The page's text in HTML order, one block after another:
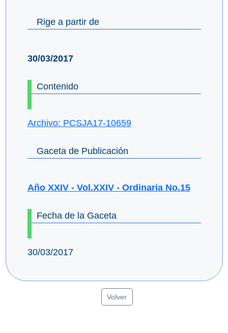
Rige a partir de
30/03/2017
Contenido
Archivo: PCSJA17-10659
Gaceta de Publicación
Año XXIV - Vol.XXIV - Ordinaria No.15
Fecha de la Gaceta
30/03/2017
Volver